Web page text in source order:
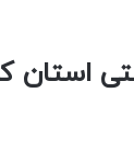
استان